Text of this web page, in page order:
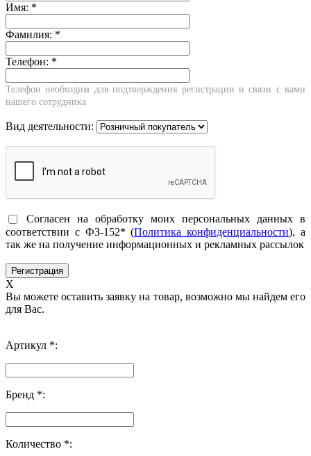
Имя: *
Фамилия: *
Телефон: *
Телефон необходим для подтверждения регистрации и связи с вами
нашего сотрудника
Вид деятельности:
Согласен на обработку моих персональных данных в
соответствии с ФЗ-152* (Политика конфиденциальности), а
так же на получение информационных и рекламных рассылок
X
Вы можете оставить заявку на товар, возможно мы найдем его
для Вас.
Артикул *:
Бренд *:
Количество *: